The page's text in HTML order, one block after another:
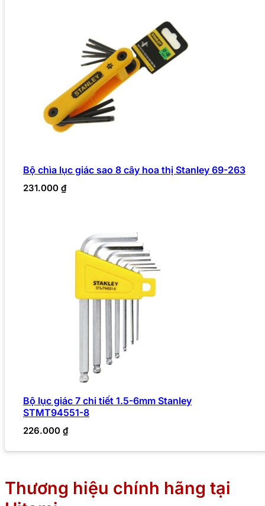
Bộ chìa lục giác sao 8 cây hoa thị Stanley 69-263
231.000 ₫
Bộ lục giác 7 chi tiết 1.5-6mm Stanley
STMT94551-8
226.000 ₫
Thương hiệu chính hãng tại